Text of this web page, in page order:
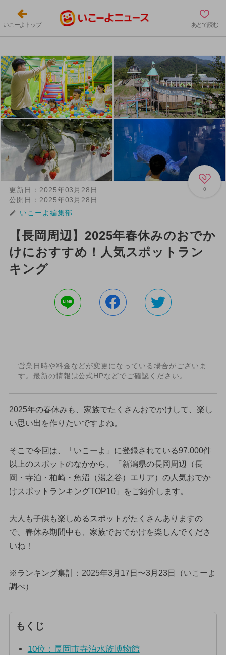
いこーよトップ あとで読む
0
更新日： 2025年03月28日
公開日： 2025年03月28日
いこーよ編集部
【長岡周辺】2025年春休みのおでか
けにおすすめ！人気スポットラン
キング
営業日時や料金などが変更になっている場合がございま
す。最新の情報は公式HPなどでご確認ください。
2025年の春休みも、家族でたくさんおでかけして、楽し
い思い出を作りたいですよね。
そこで今回は、「いこーよ」に登録されている97,000件
以上のスポットのなかから、「新潟県の長岡周辺（長
岡・寺泊・柏崎・魚沼（湯之谷）エリア）の人気おでか
けスポットランキングTOP10」をご紹介します。
大人も子供も楽しめるスポットがたくさんありますの
で、春休み期間中も、家族でおでかけを楽しんでくださ
いね！
※ランキング集計：2025年3月17日〜3月23日（いこーよ
調べ）
もくじ
10位：長岡市寺泊水族博物館